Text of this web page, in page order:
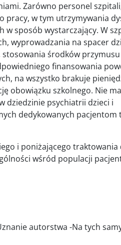
Zarówno personel
pracy, w tym utrzymywania
sposób wystarczający. W
wyprowadzania na spacer
środków przymusu
finansowania
na wszystko brakuje
obowiązku szkolnego. Nie
dziedzinie psychiatrii dzieci i
dedykowanych pacjentom
i poniżającego traktowania
wśród populacji
autorstwa -Na tych